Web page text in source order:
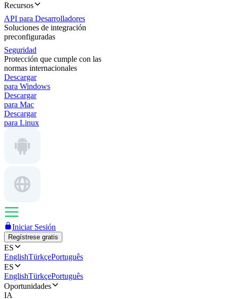
Recursos
API para Desarrolladores
Soluciones de integración
preconfiguradas
Seguridad
Protección que cumple con las
normas internacionales
Descargar
para Windows
Descargar
para Mac
Descargar
para Linux
Iniciar Sesión
Regístrese gratis
ES
EnglishTürkçePortuguês
ES
EnglishTürkçePortuguês
Oportunidades
IA